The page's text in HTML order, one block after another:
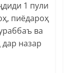
1 пули
пиёдароҳ
ва
назар